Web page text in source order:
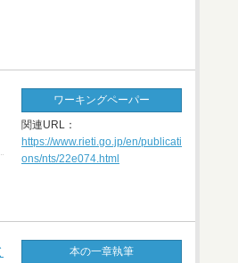
ワーキングペーパー
関連URL：
https://www.rieti.go.jp/en/publicati
ons/nts/22e074.html
本の一章執筆